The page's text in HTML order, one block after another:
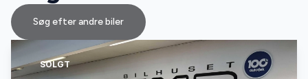
SOLGT
Søg efter andre biler